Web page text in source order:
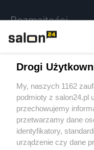
Rozmaitości
Sport
Społeczeństwo
Kultura
Drogi
My, naszych 1162
podmioty z salon24.pl
przechowujemy
przetwarzamy dane
identyfikatory,
urządzenie czy dane